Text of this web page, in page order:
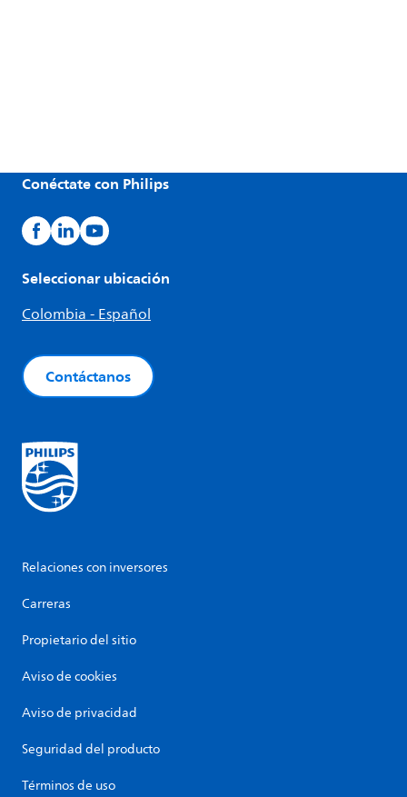
Conéctate con Philips
Seleccionar ubicación
Colombia - Español
Contáctanos
Relaciones con inversores
Carreras
Propietario del sitio
Aviso de cookies
Aviso de privacidad
Seguridad del producto
Términos de uso